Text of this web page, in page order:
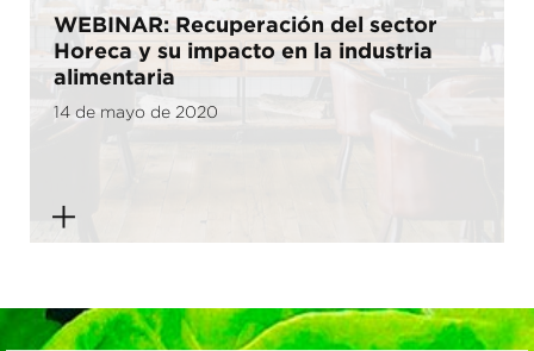
WEBINAR: Recuperación del sector
Horeca y su impacto en la industria
alimentaria
14 de mayo de 2020